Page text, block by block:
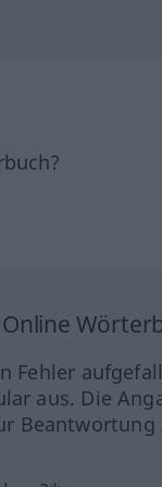
Fehler
aus. Die
Beantwortung